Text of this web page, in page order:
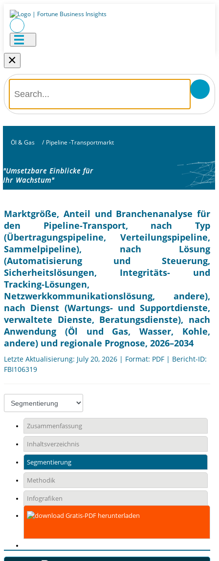
×
Öl & Gas / Pipeline -Transportmarkt
"Umsetzbare Einblicke für
Ihr Wachstum"
Marktgröße, Anteil und Branchenanalyse für
den Pipeline-Transport, nach Typ
(Übertragungspipeline, Verteilungspipeline,
Sammelpipeline), nach Lösung
(Automatisierung und Steuerung,
Sicherheitslösungen, Integritäts- und
Tracking-Lösungen,
Netzwerkkommunikationslösung, andere),
nach Dienst (Wartungs- und Supportdienste,
verwaltete Dienste, Beratungsdienste), nach
Anwendung (Öl und Gas, Wasser, Kohle,
andere) und regionale Prognose, 2026–2034
Letzte Aktualisierung: July 20, 2026 | Format: PDF | Bericht-ID:
FBI106319
Zusammenfassung
Inhaltsverzeichnis
Segmentierung
Methodik
Infografiken
Gratis-PDF herunterladen